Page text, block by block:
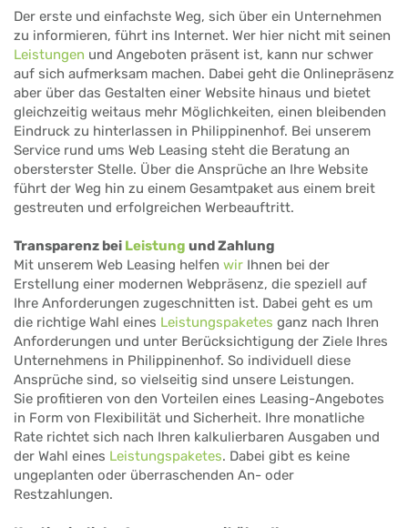
Der erste und einfachste Weg, sich über ein Unternehmen
zu informieren, führt ins Internet. Wer hier nicht mit seinen
Leistungen und Angeboten präsent ist, kann nur schwer
auf sich aufmerksam machen. Dabei geht die Onlinepräsenz
aber über das Gestalten einer Website hinaus und bietet
gleichzeitig weitaus mehr Möglichkeiten, einen bleibenden
Eindruck zu hinterlassen in Philippinenhof. Bei unserem
Service rund ums Web Leasing steht die Beratung an
obersterster Stelle. Über die Ansprüche an Ihre Website
führt der Weg hin zu einem Gesamtpaket aus einem breit
gestreuten und erfolgreichen Werbeauftritt.
Transparenz bei Leistung und Zahlung
Mit unserem Web Leasing helfen wir Ihnen bei der
Erstellung einer modernen Webpräsenz, die speziell auf
Ihre Anforderungen zugeschnitten ist. Dabei geht es um
die richtige Wahl eines Leistungspaketes ganz nach Ihren
Anforderungen und unter Berücksichtigung der Ziele Ihres
Unternehmens in Philippinenhof. So individuell diese
Ansprüche sind, so vielseitig sind unsere Leistungen.
Sie profitieren von den Vorteilen eines Leasing-Angebotes
in Form von Flexibilität und Sicherheit. Ihre monatliche
Rate richtet sich nach Ihren kalkulierbaren Ausgaben und
der Wahl eines Leistungspaketes. Dabei gibt es keine
ungeplanten oder überraschenden An- oder
Restzahlungen.